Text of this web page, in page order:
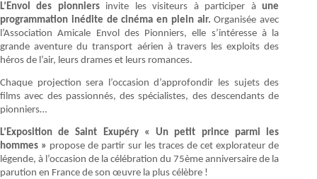
L’Envol des pionniers invite les visiteurs à participer àune
programmation inédite de cinéma en plein air.Organisée avec
l’Association Amicale Envol des Pionniers, elle s’intéresse à la
grande aventure du transport aérien à travers les exploits des
héros de l’air, leurs drames et leurs romances.
Chaque projection sera l’occasion d’approfondir les sujets des
films avec des passionnés, des spécialistes, des descendants de
pionniers…
L’Exposition de Saint Exupéry « Un petit prince parmi les
hommes » propose de partir sur les traces de cet explorateur de
légende, à l’occasion de la célébration du 75ème anniversaire de la
parution en France de son œuvre la plus célèbre !